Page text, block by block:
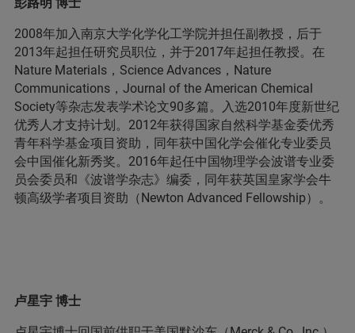
2008年加入南京大学化学化工学院并担任副教授，后于
2013年起担任研究员职位，并于2017年起担任教授。在
Nature Materials，Science Advances，Nature
Communications，Journal of the American Chemical
Society等杂志发表学术论文90多篇。入选2010年度新世纪
优秀人才支持计划。2012年获得国家自然科学基金委优秀
青年科学基金项目资助，同年获中国化学会催化专业委员
会中国催化新秀奖。2016年起任中国物理学会波谱专业委
员会委员和《波谱学杂志》编委，同年获英国皇家学会牛
顿高级学者项目资助（Newton Advanced Fellowship）。
卢星宇 博士